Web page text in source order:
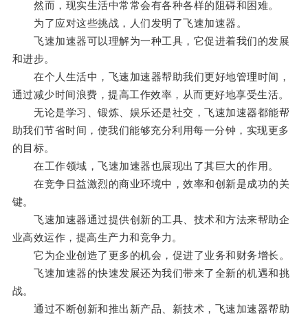
然而，现实生活中常常会有各种各样的阻碍和困难。
为了应对这些挑战，人们发明了飞速加速器。
飞速加速器可以理解为一种工具，它促进着我们的发展
和进步。
在个人生活中，飞速加速器帮助我们更好地管理时间，
通过减少时间浪费，提高工作效率，从而更好地享受生活。
无论是学习、锻炼、娱乐还是社交，飞速加速器都能帮
助我们节省时间，使我们能够充分利用每一分钟，实现更多
的目标。
在工作领域，飞速加速器也展现出了其巨大的作用。
在竞争日益激烈的商业环境中，效率和创新是成功的关
键。
飞速加速器通过提供创新的工具、技术和方法来帮助企
业高效运作，提高生产力和竞争力。
它为企业创造了更多的机会，促进了业务和财务增长。
飞速加速器的快速发展还为我们带来了全新的机遇和挑
战。
通过不断创新和推出新产品、新技术，飞速加速器帮助